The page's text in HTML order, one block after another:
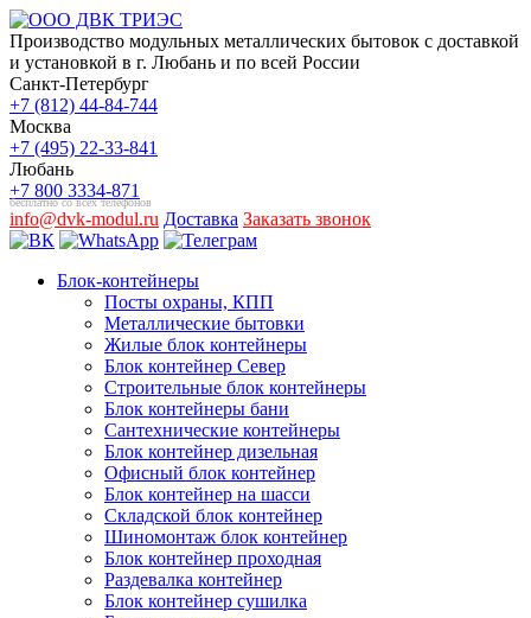
Производство модульных металлических бытовок с доставкой
и установкой в г. Любань и по всей России
Санкт-Петербург
+7 (812) 44-84-744
Москва
+7 (495) 22-33-841
Любань
+7 800 3334-871
бесплатно со всех телефонов
info@dvk-modul.ru Доставка Заказать звонок
Блок-контейнеры
Посты охраны, КПП
Металлические бытовки
Жилые блок контейнеры
Блок контейнер Север
Строительные блок контейнеры
Блок контейнеры бани
Сантехнические контейнеры
Блок контейнер дизельная
Офисный блок контейнер
Блок контейнер на шасси
Складской блок контейнер
Шиномонтаж блок контейнер
Блок контейнер проходная
Раздевалка контейнер
Блок контейнер сушилка